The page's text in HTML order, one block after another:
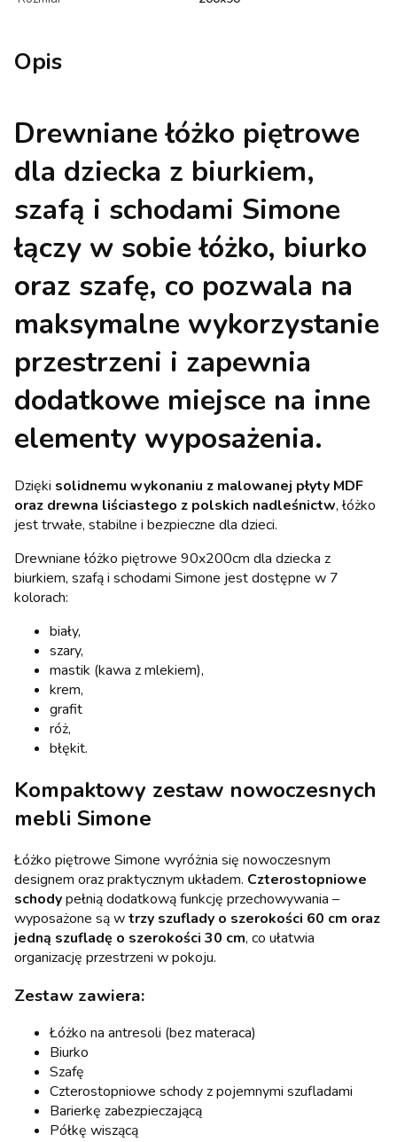
Opis
Drewniane łóżko piętrowe
dla dziecka z biurkiem,
szafą i schodami Simone
łączy w sobiełóżko, biurko
oraz szafę, co pozwala na
maksymalne wykorzystanie
przestrzeni i zapewnia
dodatkowe miejsce na inne
elementy wyposażenia.
Dzięki solidnemu wykonaniu z malowanej płyty MDF
oraz drewna liściastego z polskich nadleśnictw, łóżko
jest trwałe, stabilne i bezpieczne dla dzieci.
Drewniane łóżko piętrowe 90x200cm dla dziecka z
biurkiem, szafą i schodami Simone jest dostępne w 7
kolorach:
biały,
szary,
mastik (kawa z mlekiem),
krem,
grafit
róż,
błękit.
Kompaktowy zestaw nowoczesnych
mebli Simone
Łóżko piętrowe Simone wyróżnia się nowoczesnym
designem oraz praktycznym układem. Czterostopniowe
schodypełnią dodatkową funkcję przechowywania –
wyposażone są wtrzy szuflady o szerokości 60 cm oraz
jedną szufladę o szerokości 30 cm, co ułatwia
organizację przestrzeni w pokoju.
Zestaw zawiera:
Łóżko na antresoli (bez materaca)
Biurko
Szafę
Czterostopniowe schody z pojemnymi szufladami
Barierkę zabezpieczającą
Półkę wiszącą